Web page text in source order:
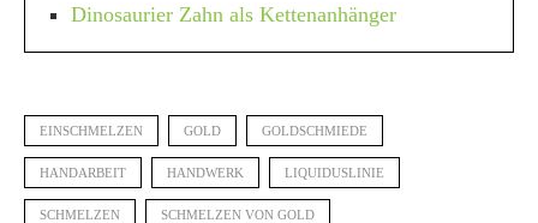
Dinosaurier Zahn als Kettenanhänger
EINSCHMELZEN GOLD GOLDSCHMIEDE
HANDARBEIT HANDWERK LIQUIDUSLINIE
SCHMELZEN SCHMELZEN VON GOLD